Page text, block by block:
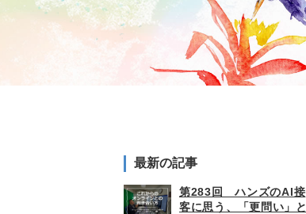
最新の記事
第283回 ハンズのAI接
客に思う、「更問い」と